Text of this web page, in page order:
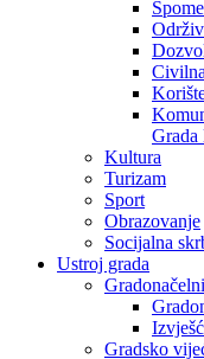
Grada
Kultura
Turizam
Sport
Obrazovanje
Socijalna
Ustroj grada
Gradsko